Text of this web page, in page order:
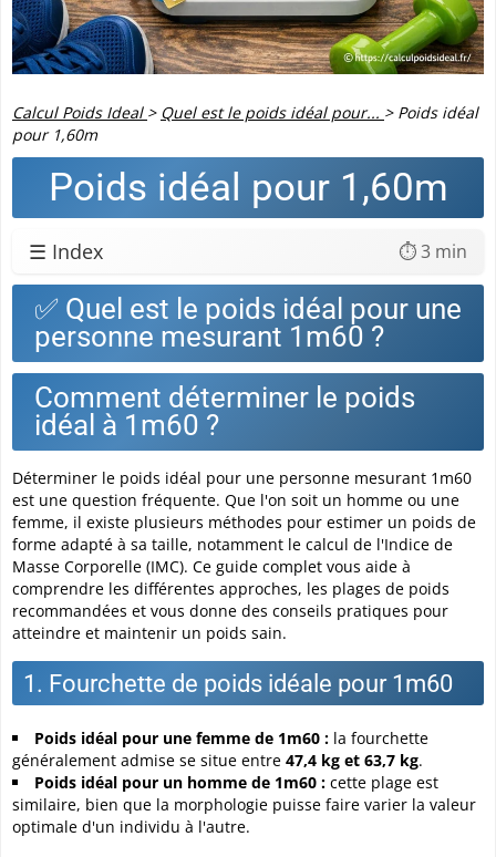
Calcul Poids Ideal > Quel est le poids idéal pour... > Poids idéal
pour 1,60m
Poids idéal pour 1,60m
☰ Index ⏱️ 3 min
✅ Quel est le poids idéal pour une
personne mesurant 1m60 ?
Comment déterminer le poids
idéal à 1m60 ?
Déterminer le poids idéal pour une personne mesurant 1m60
est une question fréquente. Que l'on soit un homme ou une
femme, il existe plusieurs méthodes pour estimer un poids de
forme adapté à sa taille, notamment le calcul de l'Indice de
Masse Corporelle (IMC). Ce guide complet vous aide à
comprendre les différentes approches, les plages de poids
recommandées et vous donne des conseils pratiques pour
atteindre et maintenir un poids sain.
1. Fourchette de poids idéale pour 1m60
Poids idéal pour une femme de 1m60 : la fourchette
généralement admise se situe entre 47,4 kg et 63,7 kg.
Poids idéal pour un homme de 1m60 : cette plage est
similaire, bien que la morphologie puisse faire varier la valeur
optimale d'un individu à l'autre.